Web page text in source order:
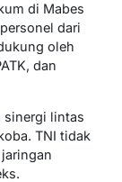
di Mabes
dari
oleh
dan
sinergi lintas
TNI tidak